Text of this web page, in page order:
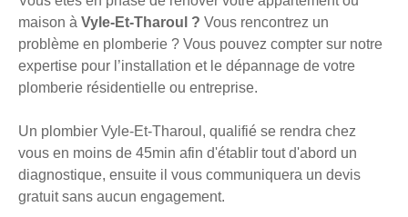
maison à Vyle-Et-Tharoul ? Vous rencontrez un
problème en plomberie ? Vous pouvez compter sur notre
expertise pour l’installation et le dépannage de votre
plomberie résidentielle ou entreprise.
Un plombier Vyle-Et-Tharoul, qualifié se rendra chez
vous en moins de 45min afin d'établir tout d'abord un
diagnostique, ensuite il vous communiquera un devis
gratuit sans aucun engagement.